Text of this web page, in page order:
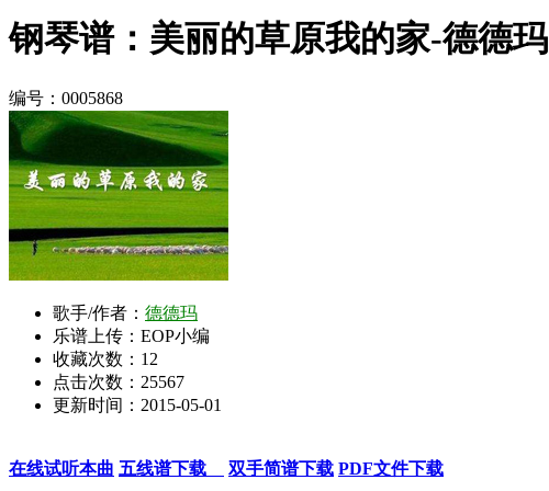
钢琴谱：美丽的草原我的家-德德玛
编号：0005868
歌手/作者： 德德玛
乐谱上传：EOP小编
收藏次数： 12
点击次数：25567
更新时间：2015-05-01
在线试听本曲 五线谱下载 双手简谱下载 PDF文件下载